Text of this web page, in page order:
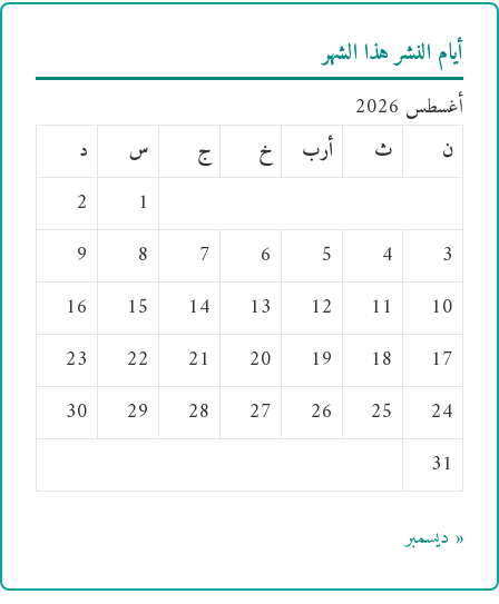
أيام النشر هذا الشهر
أغسطس 2026
ن
ث أرب خ ج س
د
1
2
3
4
5
6
7
8
9
10
11
12
13
14
15
16
17
18
19
20
21
22
23
24
25
26
27
28
29
30
31
« ديسمبر